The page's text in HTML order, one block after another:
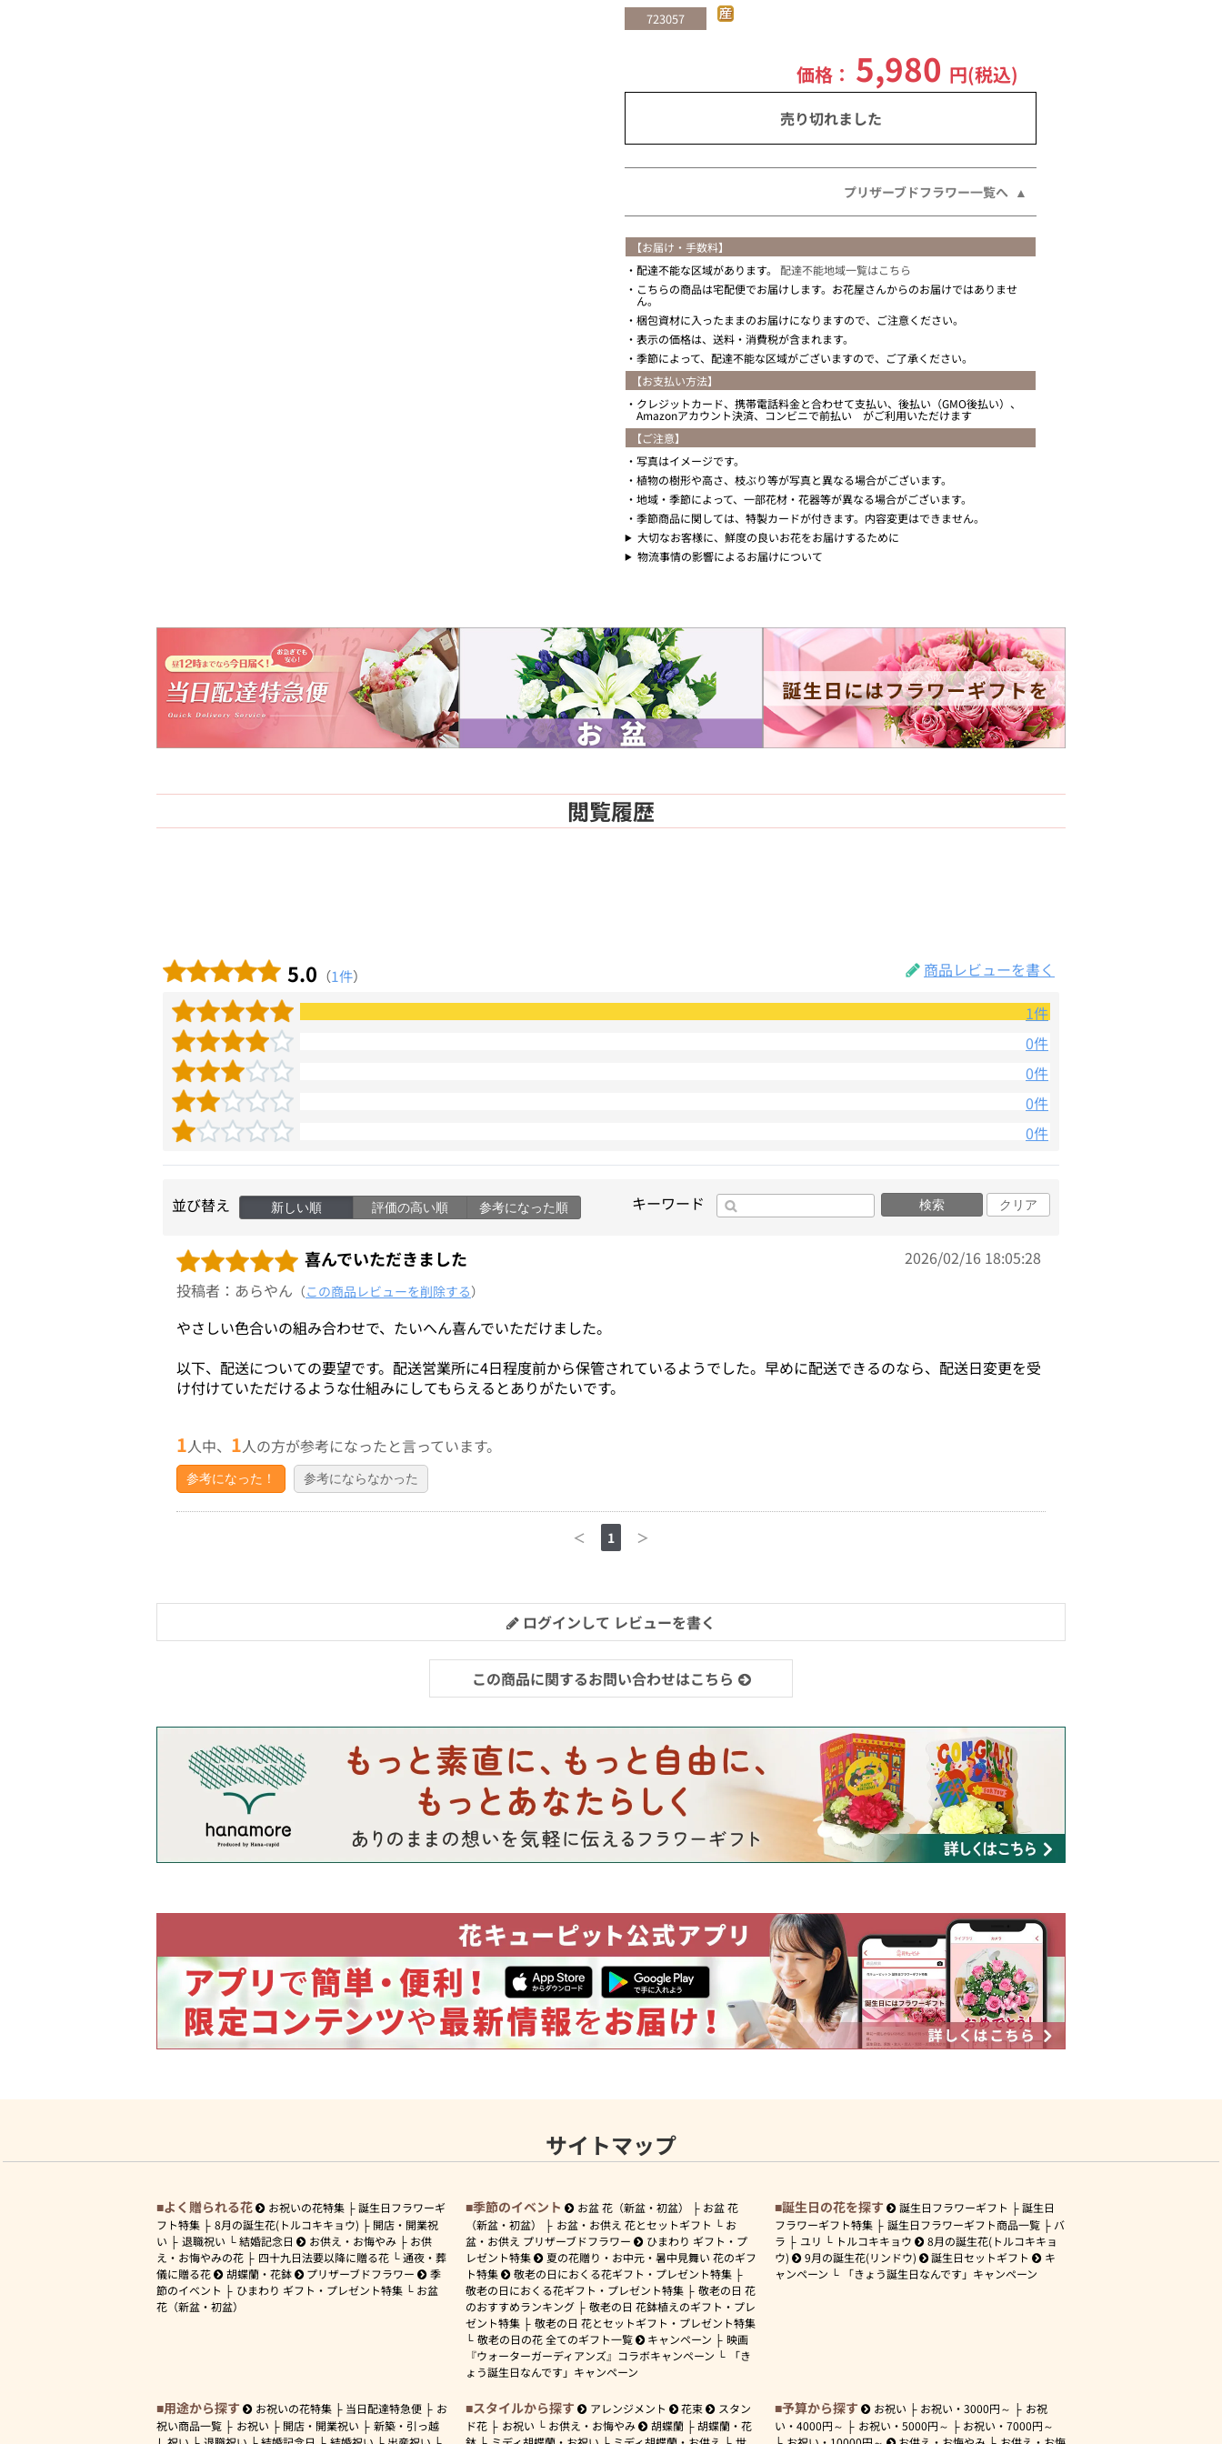
723057
価格： 5,980 円(税込)
売り切れました
プリザーブドフラワー一覧へ
【お届け・手数料】
配達不能な区域があります。 配達不能地域一覧はこちら
こちらの商品は宅配便でお届けします。お花屋さんからのお届けではありませ
ん。
梱包資材に入ったままのお届けになりますので、ご注意ください。
表示の価格は、送料・消費税が含まれます。
季節によって、配達不能な区域がございますので、ご了承ください。
【お支払い方法】
クレジットカード、携帯電話料金と合わせて支払い、後払い（GMO後払い）、
Amazonアカウント決済、コンビニで前払い がご利用いただけます
【ご注意】
写真はイメージです。
植物の樹形や高さ、枝ぶり等が写真と異なる場合がございます。
地域・季節によって、一部花材・花器等が異なる場合がございます。
季節商品に関しては、特製カードが付きます。内容変更はできません。
大切なお客様に、鮮度の良いお花をお届けするために
物流事情の影響によるお届けについて
閲覧履歴
5.0 （1件）
商品レビューを書く
1件
0件
0件
0件
0件
並び替え 新しい順 評価の高い順 参考になった順 キーワード 検索 クリア
喜んでいただきました
2026/02/16 18:05:28
投稿者：あらやん （この商品レビューを削除する）
やさしい色合いの組み合わせで、たいへん喜んでいただけました。
以下、配送についての要望です。配送営業所に4日程度前から保管されているようでした。早めに配送できるのなら、配送日変更を受
け付けていただけるような仕組みにしてもらえるとありがたいです。
1人中、 1人の方が参考になったと言っています。
参考になった！ 参考にならなかった
＜ 1 ＞
ログインして レビューを書く
この商品に関するお問い合わせはこちら
サイトマップ
よく贈られる花 お祝いの花特集
誕生日フラワーギ
フト特集
8月の誕生花(トルコキキョウ)
開店・開業祝
い
退職祝い 結婚記念日 お供え・お悔やみ
お供
え・お悔やみの花
四十九日法要以降に贈る花
通夜・葬
儀に贈る花
胡蝶蘭・花鉢 プリザーブドフラワー
季
節のイベント
ひまわり ギフト・プレゼント特集
お盆
花（新盆・初盆）
季節のイベント お盆 花（新盆・初盆）
お盆 花
（新盆・初盆）
お盆・お供え 花とセットギフト
お
盆・お供え プリザーブドフラワー
ひまわり ギフト・プ
レゼント特集
夏の花贈り・お中元・暑中見舞い 花のギフ
ト特集
敬老の日におくる花ギフト・プレゼント特集
敬老の日におくる花ギフト・プレゼント特集
敬老の日 花
のおすすめランキング
敬老の日 花鉢植えのギフト・プレ
ゼント特集
敬老の日 花とセットギフト・プレゼント特集
敬老の日の花 全てのギフト一覧
キャンペーン
映画
『ウォーターガーディアンズ』コラボキャンペーン
「き
ょう誕生日なんです」キャンペーン
誕生日の花を探す 誕生日フラワーギフト
誕生日
フラワーギフト特集
誕生日フラワーギフト商品一覧
バ
ラ
ユリ トルコキキョウ
8月の誕生花(トルコキキョ
ウ)
9月の誕生花(リンドウ) 誕生日セットギフト
キ
ャンペーン
「きょう誕生日なんです」キャンペーン
用途から探す お祝いの花特集 当日配達特急便
お
祝い商品一覧
お祝い 開店・開業祝い
新築・引っ越
スタイルから探す アレンジメント 花束
スタン
ド花
お祝い お供え・お悔やみ 胡蝶蘭
胡蝶蘭・花
予算から探す お祝い お祝い・3000円～
お祝
い・ 4000円～ お祝い・ 5000円～ お祝い・7000円～